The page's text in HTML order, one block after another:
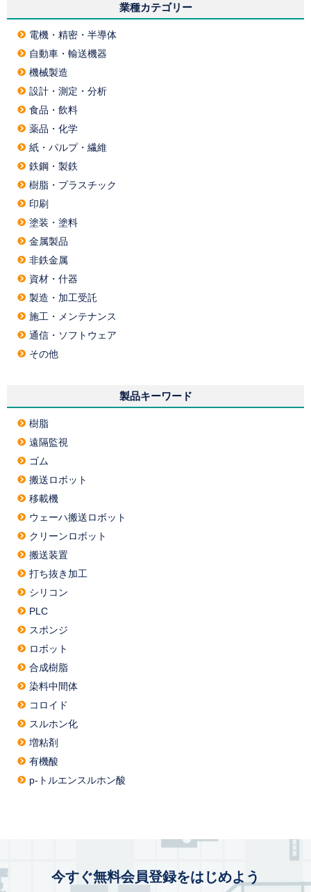
業種カテゴリー
電機・精密・半導体
自動車・輸送機器
機械製造
設計・測定・分析
食品・飲料
薬品・化学
紙・パルプ・繊維
鉄鋼・製鉄
樹脂・プラスチック
印刷
塗装・塗料
金属製品
非鉄金属
資材・什器
製造・加工受託
施工・メンテナンス
通信・ソフトウェア
その他
製品キーワード
樹脂
遠隔監視
ゴム
搬送ロボット
移載機
ウェーハ搬送ロボット
クリーンロボット
搬送装置
打ち抜き加工
シリコン
PLC
スポンジ
ロボット
合成樹脂
染料中間体
コロイド
スルホン化
増粘剤
有機酸
p-トルエンスルホン酸
今すぐ無料会員登録をはじめよう